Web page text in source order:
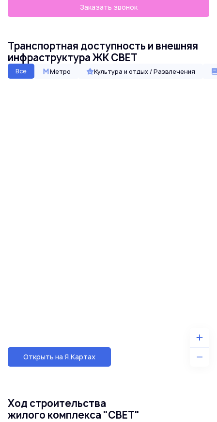
Заказать звонок
Транспортная доступность и внешняя
инфраструктура ЖК СВЕТ
Все Метро Культура и отдых / Развлечения
Открыть на Я.Картах
Ход строительства
жилого комплекса "СВЕТ"